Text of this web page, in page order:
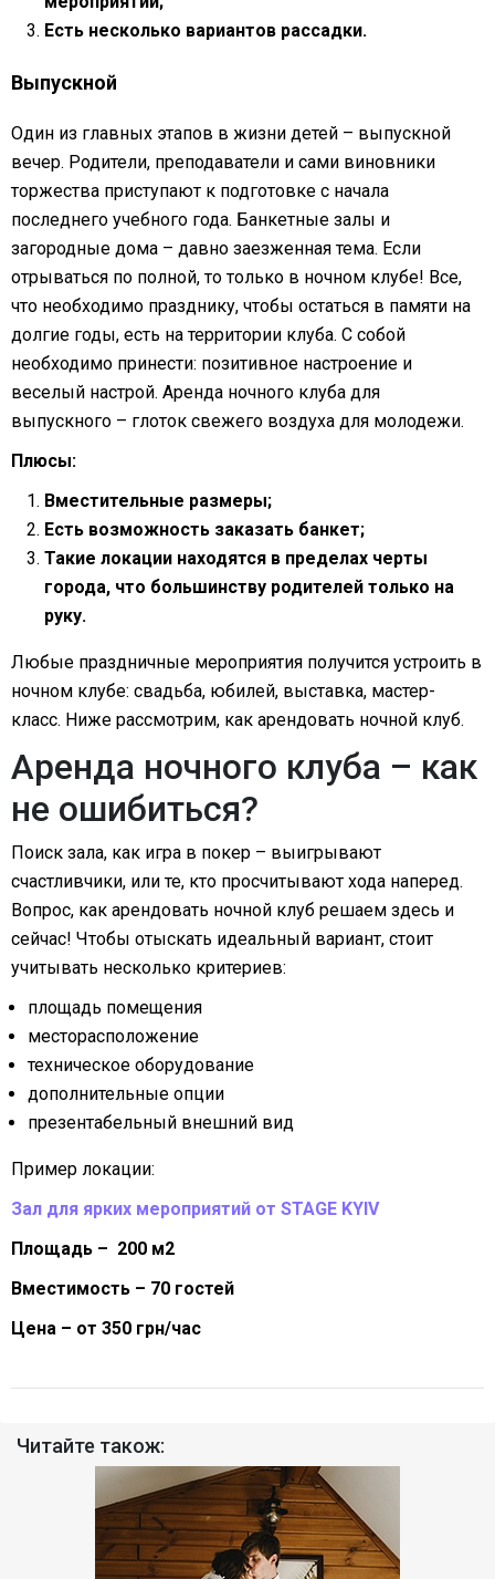
Есть несколько вариантов рассадки.
Выпускной
Один из главных этапов в жизни детей – выпускной
вечер. Родители, преподаватели и сами виновники
торжества приступают к подготовке с начала
последнего учебного года. Банкетные залы и
загородные дома – давно заезженная тема. Если
отрываться по полной, то только в ночном клубе! Все,
что необходимо празднику, чтобы остаться в памяти на
долгие годы, есть на территории клуба. С собой
необходимо принести: позитивное настроение и
веселый настрой. Аренда ночного клуба для
выпускного – глоток свежего воздуха для молодежи.
Плюсы:
Вместительные размеры;
Есть возможность заказать банкет;
Такие локации находятся в пределах черты
города, что большинству родителей только на
руку.
Любые праздничные мероприятия получится устроить в
ночном клубе: свадьба, юбилей, выставка, мастер-
класс. Ниже рассмотрим, как арендовать ночной клуб.
Аренда ночного клуба – как
не ошибиться?
Поиск зала, как игра в покер – выигрывают
счастливчики, или те, кто просчитывают хода наперед.
Вопрос, как арендовать ночной клуб решаем здесь и
сейчас! Чтобы отыскать идеальный вариант, стоит
учитывать несколько критериев:
площадь помещения
месторасположение
техническое оборудование
дополнительные опции
презентабельный внешний вид
Пример локации:
Зал для ярких мероприятий от STAGE KYIV
Площадь – 200 м2
Вместимость – 70 гостей
Цена – от 350 грн/час
Читайте також: